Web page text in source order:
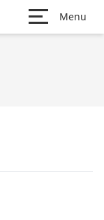
Menu